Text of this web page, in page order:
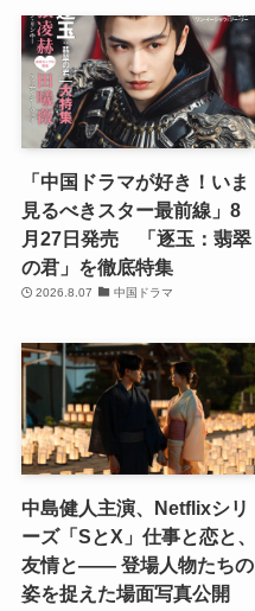
「中国ドラマが好き！いま
見るべきスター最前線」8
月27日発売 「逐玉：翡翠
の君」を徹底特集
2026.8.07 中国ドラマ
中島健人主演、Netflixシリ
ーズ「SとX」仕事と恋と、
友情と―― 登場人物たちの
姿を捉えた場面写真公開